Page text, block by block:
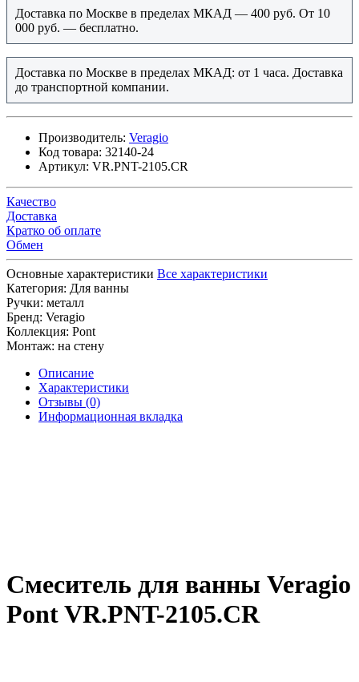
Доставка по Москве в пределах МКАД — 400 руб. От 10
000 руб. — бесплатно.
Доставка по Москве в пределах МКАД: от 1 часа. Доставка
до транспортной компании.
Производитель: Veragio
Код товара: 32140-24
Артикул: VR.PNT-2105.CR
Качество
Доставка
Кратко об оплате
Обмен
Основные характеристики Все характеристики
Категория: Для ванны
Ручки: металл
Бренд: Veragio
Коллекция: Pont
Монтаж: на стену
Описание
Характеристики
Отзывы (0)
Информационная вкладка
Смеситель для ванны Veragio
Pont VR.PNT-2105.CR